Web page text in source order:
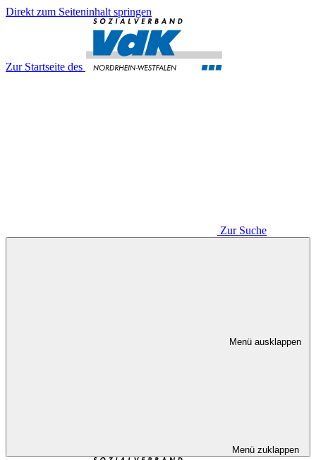
Direkt zum Seiteninhalt springen
Zur Startseite des
Zur Suche
Menü ausklappen
Menü zuklappen